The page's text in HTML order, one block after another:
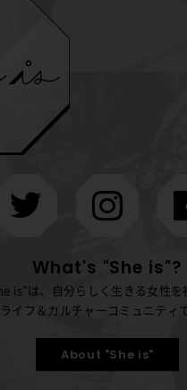
What's "She is"?
is"は、自分らしく生きる女性を
ライフ＆カルチャーコミュニティで
About "She is"